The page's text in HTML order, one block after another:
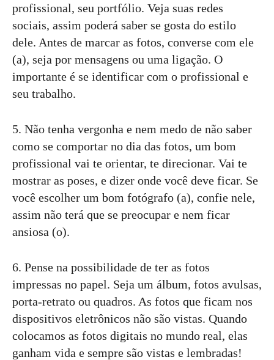
profissional, seu portfólio. Veja suas redes
sociais, assim poderá saber se gosta do estilo
dele. Antes de marcar as fotos, converse com ele
(a), seja por mensagens ou uma ligação. O
importante é se identificar com o profissional e
seu trabalho.
5. Não tenha vergonha e nem medo de não saber
como se comportar no dia das fotos, um bom
profissional vai te orientar, te direcionar. Vai te
mostrar as poses, e dizer onde você deve ficar. Se
você escolher um bom fotógrafo (a), confie nele,
assim não terá que se preocupar e nem ficar
ansiosa (o).
6. Pense na possibilidade de ter as fotos
impressas no papel. Seja um álbum, fotos avulsas,
porta-retrato ou quadros. As fotos que ficam nos
dispositivos eletrônicos não são vistas. Quando
colocamos as fotos digitais no mundo real, elas
ganham vida e sempre são vistas e lembradas!